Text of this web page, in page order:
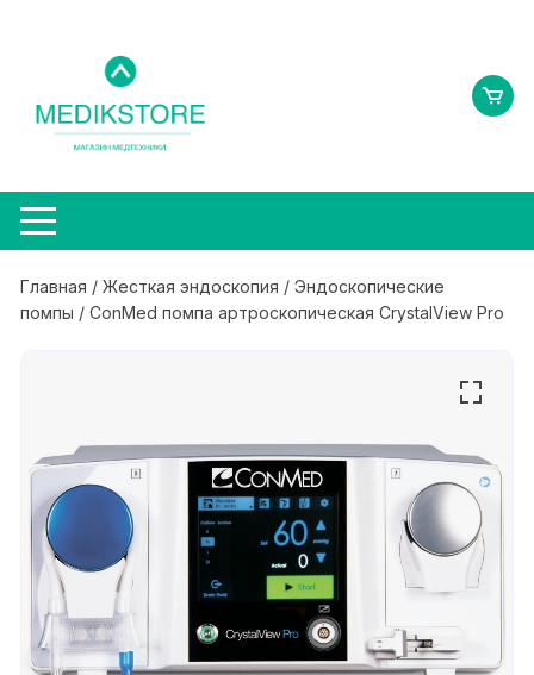
содержимому
Главная /Жесткая эндоскопия /Эндоскопические
помпы / ConMed помпа артроскопическая CrystalView Pro